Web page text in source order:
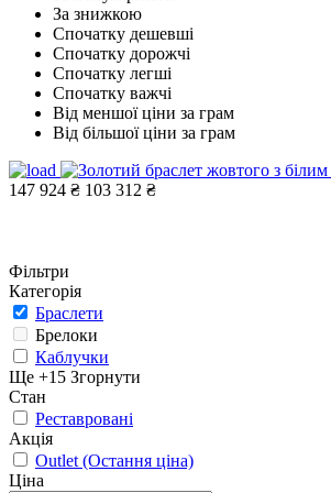
За знижкою
Спочатку дешевші
Спочатку дорожчі
Спочатку легші
Спочатку важчі
Від меншої ціни за грам
Від більшої ціни за грам
147 924 ₴ 103 312 ₴
Фільтри
Категорія
Браслети
Брелоки
Каблучки
Ще +15 Згорнути
Стан
Реставровані
Акція
Outlet (Остання ціна)
Ціна